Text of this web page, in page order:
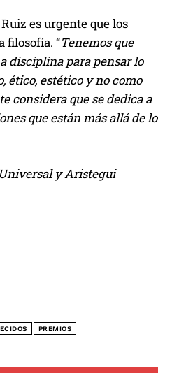
es urgente que los
filosofía. “Tenemos que
disciplina para pensar lo
ético, estético y no como
considera que se dedica a
que están más allá de lo
y Aristegui
PREMIOS